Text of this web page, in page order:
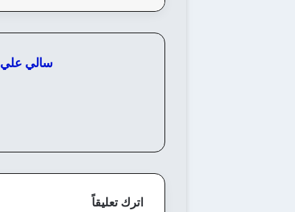
سالي علي
اترك تعليقاً